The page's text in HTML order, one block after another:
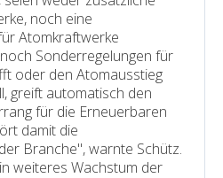
noch eine
Atomkraftwerke
Sonderregelungen für
oder den Atomausstieg
greift automatisch den
für die Erneuerbaren
damit die
Branche", warnte Schütz.
weiteres Wachstum der